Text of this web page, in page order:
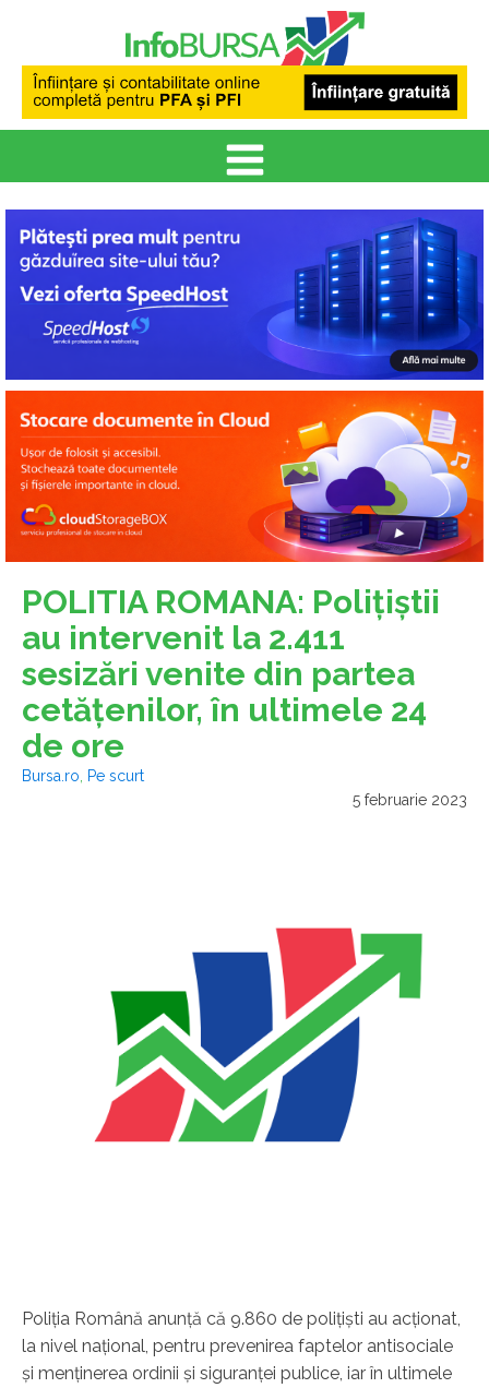
POLITIA ROMANA: Poliţiştii
au intervenit la 2.411
sesizări venite din partea
cetăţenilor, în ultimele 24
de ore
Bursa.ro
Pe scurt
5 februarie 2023
Poliţia Română anunţă că 9.860 de poliţişti au acţionat,
la nivel naţional, pentru prevenirea faptelor antisociale
şi menţinerea ordinii şi siguranţei publice, iar în ultimele